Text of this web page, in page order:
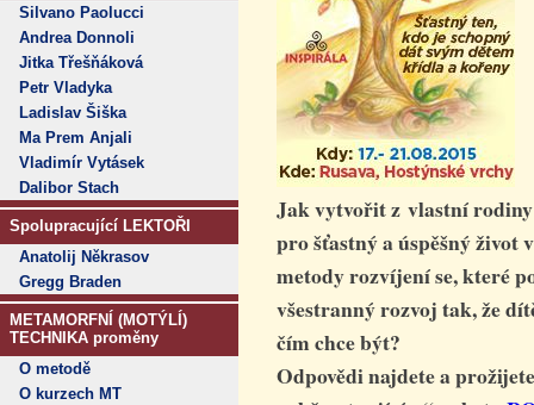
Silvano Paolucci
Andrea Donnoli
Jitka Třešňáková
Petr Vladyka
Ladislav Šiška
Ma Prem Anjali
Vladimír Vytásek
Dalibor Stach
Spolupracující LEKTOŘI
Anatolij Někrasov
Gregg Braden
METAMORFNÍ (MOTÝLÍ)
TECHNIKA proměny
O metodě
O kurzech MT
Jak vytvořit z vlastní
pro šťastný a úspěšný život
metody rozvíjení se, které
všestranný rozvoj tak, že
čím chce být?
Odpovědi najdete a